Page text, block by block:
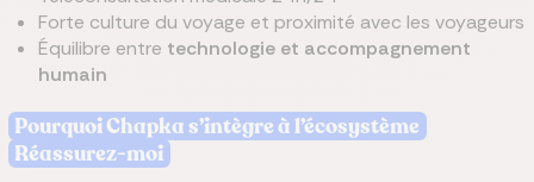
Forte culture du voyage et proximité avec les voyageurs
Équilibre entre technologie et accompagnement
humain
Pourquoi Chapka s’intègre à l’écosystème
Réassurez-moi